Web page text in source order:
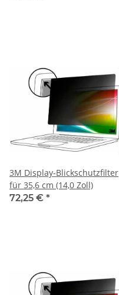
3M Display-Blickschutzfilter
für 35,6 cm (14,0 Zoll)
72,25 € *